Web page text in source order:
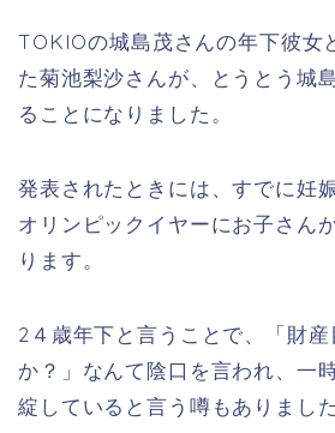
TOKIOの城島茂さんの年下彼女
た菊池梨沙さんが、とうとう城
ることになりました。
発表されたときには、すでに妊
オリンピックイヤーにお子さん
ります。
2４歳年下と言うことで、「財
か？」なんて陰口を言われ、一
綻していると言う噂もありました